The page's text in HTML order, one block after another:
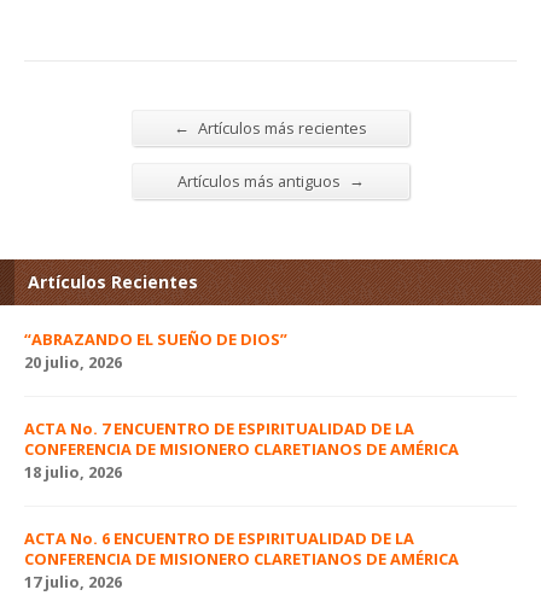
← Artículos más recientes
Artículos más antiguos →
Artículos Recientes
“ABRAZANDO EL SUEÑO DE DIOS”
20 julio, 2026
ACTA No. 7 ENCUENTRO DE ESPIRITUALIDAD DE LA
CONFERENCIA DE MISIONERO CLARETIANOS DE AMÉRICA
18 julio, 2026
ACTA No. 6 ENCUENTRO DE ESPIRITUALIDAD DE LA
CONFERENCIA DE MISIONERO CLARETIANOS DE AMÉRICA
17 julio, 2026